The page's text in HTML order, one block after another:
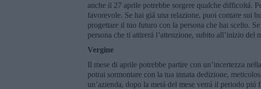
anche il 27 aprile potrebbe sorgere qualche difficoltá.
favorevole. Se hai giá una relazione, puoi contare sui
progettare il tuo futuro con la persona che hai scelto.
persona che ti attirerá l’attenzione, subito all’inizio del
Vergine
Il mese di aprile potrebbe partire con un’incertezza
potrai sormontare con la tua innata dedizione,
un’azienda, dopo la metá del mese verrá il periodo